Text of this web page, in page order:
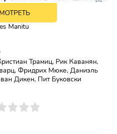
Manitu
Трамиц, Рик Каванян,
Фридрих Мюке, Даниэль
Дикен, Пит Буковски